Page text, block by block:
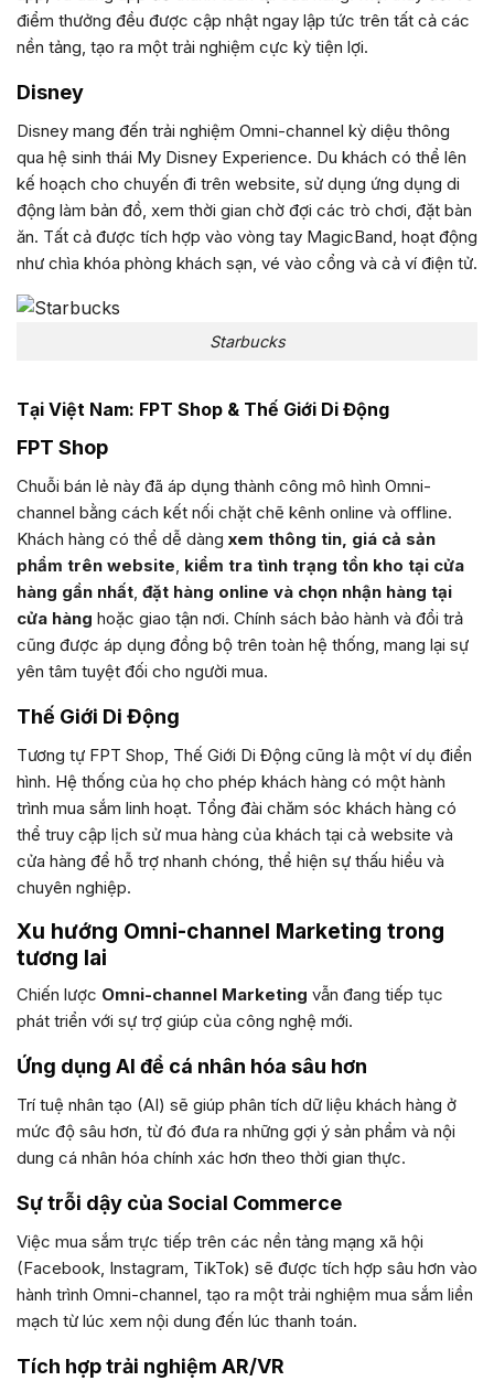
điểm thưởng đều được cập nhật ngay lập tức trên tất cả các
nền tảng, tạo ra một trải nghiệm cực kỳ tiện lợi.
Disney
Disney mang đến trải nghiệm Omni-channel kỳ diệu thông
qua hệ sinh thái My Disney Experience. Du khách có thể lên
kế hoạch cho chuyến đi trên website, sử dụng ứng dụng di
động làm bản đồ, xem thời gian chờ đợi các trò chơi, đặt bàn
ăn. Tất cả được tích hợp vào vòng tay MagicBand, hoạt động
như chìa khóa phòng khách sạn, vé vào cổng và cả ví điện tử.
Starbucks
Tại Việt Nam: FPT Shop & Thế Giới Di Động
FPT Shop
Chuỗi bán lẻ này đã áp dụng thành công mô hình Omni-
channel bằng cách kết nối chặt chẽ kênh online và offline.
Khách hàng có thể dễ dàng xem thông tin, giá cả sản
phẩm trên website, kiểm tra tình trạng tồn kho tại cửa
hàng gần nhất, đặt hàng online và chọn nhận hàng tại
cửa hàng hoặc giao tận nơi. Chính sách bảo hành và đổi trả
cũng được áp dụng đồng bộ trên toàn hệ thống, mang lại sự
yên tâm tuyệt đối cho người mua.
Thế Giới Di Động
Tương tự FPT Shop, Thế Giới Di Động cũng là một ví dụ điển
hình. Hệ thống của họ cho phép khách hàng có một hành
trình mua sắm linh hoạt. Tổng đài chăm sóc khách hàng có
thể truy cập lịch sử mua hàng của khách tại cả website và
cửa hàng để hỗ trợ nhanh chóng, thể hiện sự thấu hiểu và
chuyên nghiệp.
Xu hướng Omni-channel Marketing trong
tương lai
Chiến lược Omni-channel Marketing vẫn đang tiếp tục
phát triển với sự trợ giúp của công nghệ mới.
Ứng dụng AI để cá nhân hóa sâu hơn
Trí tuệ nhân tạo (AI) sẽ giúp phân tích dữ liệu khách hàng ở
mức độ sâu hơn, từ đó đưa ra những gợi ý sản phẩm và nội
dung cá nhân hóa chính xác hơn theo thời gian thực.
Sự trỗi dậy của Social Commerce
Việc mua sắm trực tiếp trên các nền tảng mạng xã hội
(Facebook, Instagram, TikTok) sẽ được tích hợp sâu hơn vào
hành trình Omni-channel, tạo ra một trải nghiệm mua sắm liền
mạch từ lúc xem nội dung đến lúc thanh toán.
Tích hợp trải nghiệm AR/VR